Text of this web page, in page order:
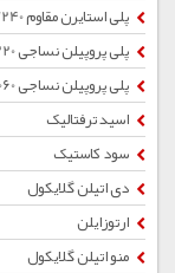
پلی استایرن مقاوم 7240
پلی پروپیلن نساجی PYI220
پلی پروپیلن نساجی SF060
اسید ترفتالیک
سود کاستیک
دی اتیلن گلایکول
ارتوزایلن
منو اتیلن گلایکول